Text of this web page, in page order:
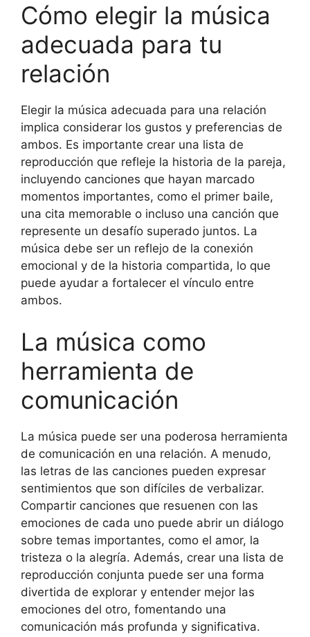
Cómo elegir la música
adecuada para tu
relación
Elegir la música adecuada para una relación
implica considerar los gustos y preferencias de
ambos. Es importante crear una lista de
reproducción que refleje la historia de la pareja,
incluyendo canciones que hayan marcado
momentos importantes, como el primer baile,
una cita memorable o incluso una canción que
represente un desafío superado juntos. La
música debe ser un reflejo de la conexión
emocional y de la historia compartida, lo que
puede ayudar a fortalecer el vínculo entre
ambos.
La música como
herramienta de
comunicación
La música puede ser una poderosa herramienta
de comunicación en una relación. A menudo,
las letras de las canciones pueden expresar
sentimientos que son difíciles de verbalizar.
Compartir canciones que resuenen con las
emociones de cada uno puede abrir un diálogo
sobre temas importantes, como el amor, la
tristeza o la alegría. Además, crear una lista de
reproducción conjunta puede ser una forma
divertida de explorar y entender mejor las
emociones del otro, fomentando una
comunicación más profunda y significativa.